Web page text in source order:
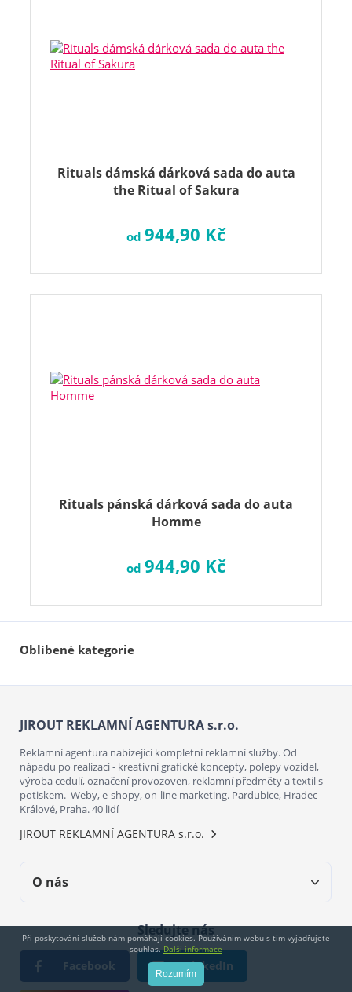
Rituals dámská dárková sada do auta
the Ritual of Sakura
od 944,90 Kč
Rituals pánská dárková sada do auta
Homme
od 944,90 Kč
Oblíbené kategorie
JIROUT REKLAMNÍ AGENTURA s.r.o.
Reklamní agentura nabízející kompletní reklamní služby. Od
nápadu po realizaci - kreativní grafické koncepty, polepy vozidel,
výroba cedulí, označení provozoven, reklamní předměty a textil s
potiskem. Weby, e-shopy, on-line marketing. Pardubice, Hradec
Králové, Praha. 40 lidí
JIROUT REKLAMNÍ AGENTURA s.r.o.
O nás
Sledujte nás
Facebook LinkedIn
Při poskytování služeb nám pomáhají cookies. Používáním webu s tím vyjadřujete
souhlas.Další informace
Rozumím